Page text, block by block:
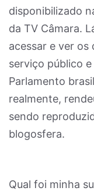
disponibilizado
da TV Câmara.
acessar e ver os
serviço público
Parlamento
realmente,
sendo
blogosfera.
Qual foi minha